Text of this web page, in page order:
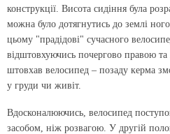
конструкції. Висота сидіння була
можна було дотягнутись до землі
цьому "прадідові" сучасного
відштовхуючись почергово правою
штовхав велосипед – позаду керма
у груди чи живіт.
Вдосконалюючись, велосипед
засобом, ніж розвагою. У другій